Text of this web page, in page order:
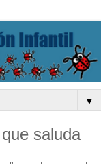
▼
saluda